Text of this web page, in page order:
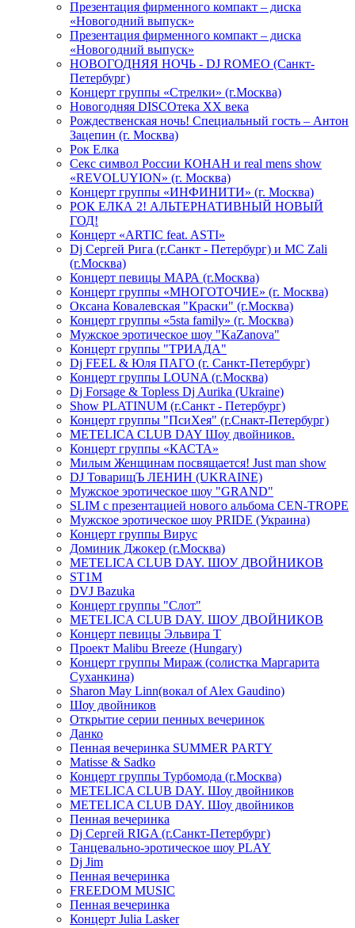
Презентация фирменного компакт – диска
«Новогодний выпуск»
Презентация фирменного компакт – диска
«Новогодний выпуск»
НОВОГОДНЯЯ НОЧЬ - DJ ROMEO (Санкт-
Петербург)
Концерт группы «Стрелки» (г.Москва)
Новогодняя DISCOтека ХХ века
Рождественская ночь! Специальный гость – Антон
Зацепин (г. Москва)
Рок Елка
Секс символ России КОНАН и real mens show
«REVOLUYION» (г. Москва)
Концерт группы «ИНФИНИТИ» (г. Москва)
РОК ЕЛКА 2! АЛЬТЕРНАТИВНЫЙ НОВЫЙ
ГОД!
Концерт «ARTIC feat. ASTI»
Dj Сергей Рига (г.Санкт - Петербург) и MC Zali
(г.Москва)
Концерт певицы МАРА (г.Москва)
Концерт группы «МНОГОТОЧИЕ» (г. Москва)
Оксана Ковалевская "Краски" (г.Москва)
Концерт группы «5sta family» (г. Москва)
Мужское эротическое шоу "KaZanova"
Концерт группы "ТРИАДА"
Dj FEEL & Юля ПАГО (г. Санкт-Петербург)
Концерт группы LOUNA (г.Москва)
Dj Forsage & Topless Dj Aurika (Ukraine)
Show PLATINUM (г.Санкт - Петербург)
Концерт группы "ПсиХея" (г.Снакт-Петербург)
METELICA CLUB DAY Шоу двойников.
Концерт группы «КАСТА»
Милым Женщинам посвящается! Just man show
DJ ТоварищЪ ЛЕНИН (UKRAINE)
Мужское эротическое шоу "GRAND"
SLIM с презентацией нового альбома CEN-TROPE
Мужское эротическое шоу PRIDE (Украина)
Концерт группы Вирус
Доминик Джокер (г.Москва)
METELICA CLUB DAY. ШОУ ДВОЙНИКОВ
ST1M
DVJ Bazuka
Концерт группы "Слот"
METELICA CLUB DAY. ШОУ ДВОЙНИКОВ
Концерт певицы Эльвира Т
Проект Malibu Breeze (Hungary)
Концерт группы Мираж (солистка Маргарита
Суханкина)
Sharon May Linn(вокал of Alex Gaudino)
Шоу двойников
Открытие серии пенных вечеринок
Данко
Пенная вечеринка SUMMER PARTY
Matisse & Sadko
Концерт группы Турбомода (г.Москва)
METELICA CLUB DAY. Шоу двойников
METELICA CLUB DAY. Шоу двойников
Пенная вечеринка
Dj Сергей RIGA (г.Санкт-Петербург)
Танцевально-эротическое шоу PLAY
Dj Jim
Пенная вечеринка
FREEDOM MUSIC
Пенная вечеринка
Концерт Julia Lasker